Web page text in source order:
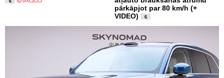
6
pārkāpjot par 80 km/h (+
VIDEO)
6